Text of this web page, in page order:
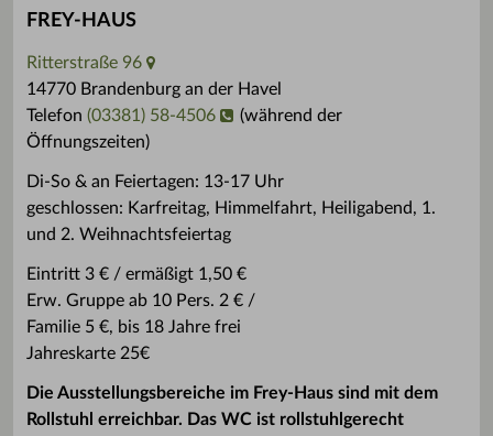
FREY-HAUS
Ritterstraße 96
14770 Brandenburg an der Havel
Telefon (03381) 58-4506
(während der
Öffnungszeiten)
Di-So & an Feiertagen: 13-17 Uhr
geschlossen: Karfreitag, Himmelfahrt, Heiligabend, 1.
und 2. Weihnachtsfeiertag
Eintritt 3 € / ermäßigt 1,50 €
Erw. Gruppe ab 10 Pers. 2 € /
Familie 5 €, bis 18 Jahre frei
Jahreskarte 25€
Die Ausstellungsbereiche im Frey-Haus sind mit dem
Rollstuhl erreichbar. Das WC ist rollstuhlgerecht